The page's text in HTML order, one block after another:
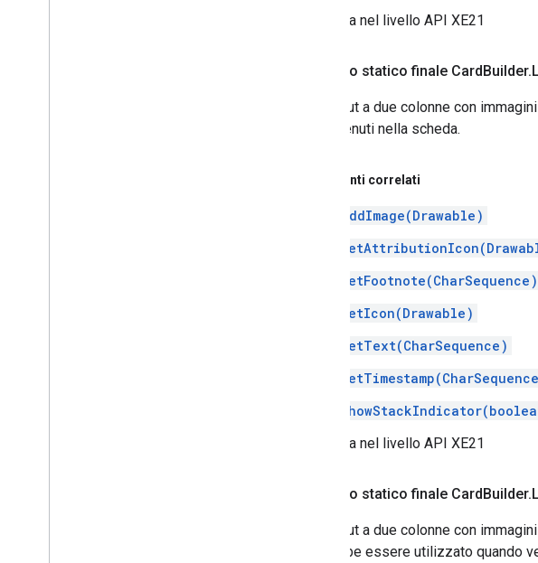
Aggiunta nel livello API XE21
pubblico statico finale CardBuilder.
Un layout a due colonne con
di contenuti nella scheda.
Argomenti correlati
addImage(Drawable)
setFootnote(CharSequence)
setIcon(Drawable)
setText(CharSequence)
Aggiunta nel livello API XE21
pubblico statico finale CardBuilder.
Un layout a due colonne con
dovrebbe essere utilizzato quando